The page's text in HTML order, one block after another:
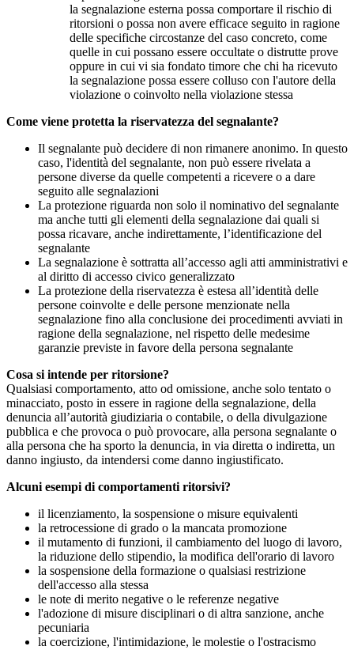
la segnalazione esterna possa comportare il rischio di
ritorsioni o possa non avere efficace seguito in ragione
delle specifiche circostanze del caso concreto, come
quelle in cui possano essere occultate o distrutte prove
oppure in cui vi sia fondato timore che chi ha ricevuto
la segnalazione possa essere colluso con l'autore della
violazione o coinvolto nella violazione stessa
Come viene protetta la riservatezza del segnalante?
Il segnalante può decidere di non rimanere anonimo. In questo
caso, l'identità del segnalante, non può essere rivelata a
persone diverse da quelle competenti a ricevere o a dare
seguito alle segnalazioni
La protezione riguarda non solo il nominativo del segnalante
ma anche tutti gli elementi della segnalazione dai quali si
possa ricavare, anche indirettamente, l’identificazione del
segnalante
La segnalazione è sottratta all’accesso agli atti amministrativi e
al diritto di accesso civico generalizzato
La protezione della riservatezza è estesa all’identità delle
persone coinvolte e delle persone menzionate nella
segnalazione fino alla conclusione dei procedimenti avviati in
ragione della segnalazione, nel rispetto delle medesime
garanzie previste in favore della persona segnalante
Cosa si intende per ritorsione?
Qualsiasi comportamento, atto od omissione, anche solo tentato o
minacciato, posto in essere in ragione della segnalazione, della
denuncia all’autorità giudiziaria o contabile, o della divulgazione
pubblica e che provoca o può provocare, alla persona segnalante o
alla persona che ha sporto la denuncia, in via diretta o indiretta, un
danno ingiusto, da intendersi come danno ingiustificato.
Alcuni esempi di comportamenti ritorsivi?
il licenziamento, la sospensione o misure equivalenti
la retrocessione di grado o la mancata promozione
il mutamento di funzioni, il cambiamento del luogo di lavoro,
la riduzione dello stipendio, la modifica dell'orario di lavoro
la sospensione della formazione o qualsiasi restrizione
dell'accesso alla stessa
le note di merito negative o le referenze negative
l'adozione di misure disciplinari o di altra sanzione, anche
pecuniaria
la coercizione, l'intimidazione, le molestie o l'ostracismo